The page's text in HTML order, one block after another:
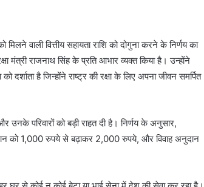
वाली वित्तीय सहायता राशि को दोगुना करने के निर्णय का
मंत्री राजनाथ सिंह के प्रति आभार व्यक्त किया है। उन्होंने
है जिन्होंने राष्ट्र की रक्षा के लिए अपना जीवन समर्पित
परिवारों को बड़ी राहत दी है। निर्णय के अनुसार,
को 1,000 रुपये से बढ़ाकर 2,000 रुपये, और विवाह अनुदान
खुलासा